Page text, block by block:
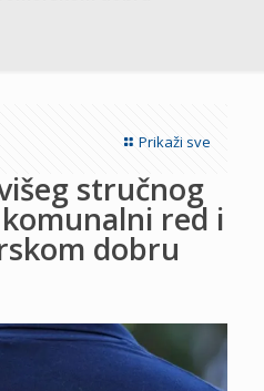
Prikaži sve
stručnog
red i
dobru